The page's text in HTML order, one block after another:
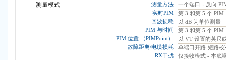
测量模式 测量方法
一个端口，反向
实时PIM
第 3 和第 5 个 PIM
回波损耗
以 dB 为单位测量
PIM 与时间
第 3 和第 5 个 PIM
PIM 位置 （PIMPoint）
以 VT 设置的英尺
故障距离/电缆损耗
单端口开路-短路校
RX干扰
仅接收模式 - 本底